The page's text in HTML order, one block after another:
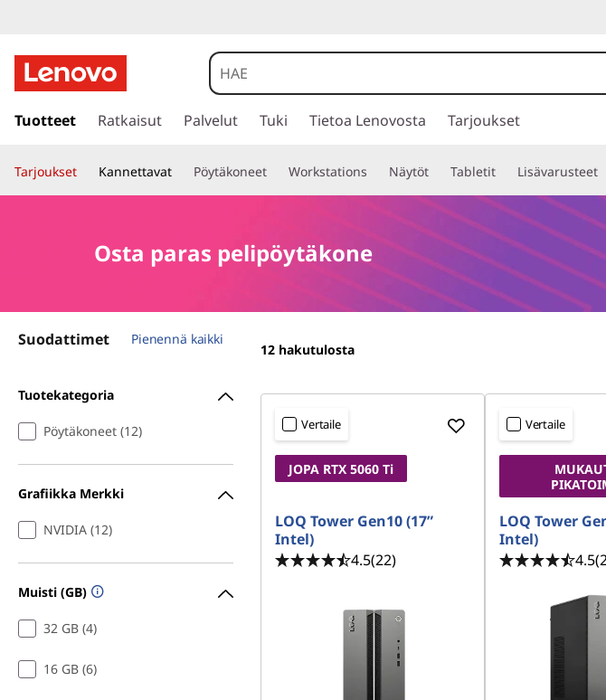
p
i
r
y
ä
ö
ö
n
Tuotteet Ratkaisut Palvelut Tuki Tietoa Lenovosta Tarjoukset
Tarjoukset Kannettavat Pöytäkoneet Workstations Näytöt Tabletit Lisävarusteet
Osta paras pelipöytäkone
Suodattimet Pienennä kaikki
Tuotekategoria
Pöytäkoneet (12)
Grafiikka Merkki
NVIDIA (12)
Muisti (GB)
32 GB (4)
16 GB (6)
12 hakutulosta
Vertaile
JOPA RTX 5060 Ti
LOQ Tower Gen10 (17”
Intel)
4.5(22)
Vertaile
LOQ Tower
Intel)
4.5